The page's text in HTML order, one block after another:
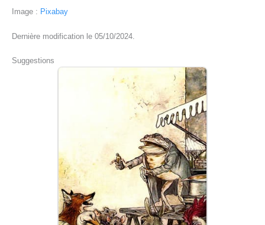
Image : Pixabay
Dernière modification le 05/10/2024.
Suggestions